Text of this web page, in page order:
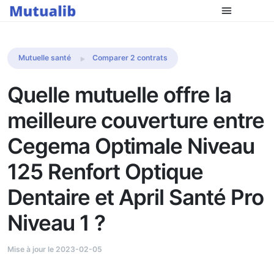
Comparer les mutuelles
Mutuelle santé Comparer 2 contrats
Quelle mutuelle offre la
meilleure couverture entre
Cegema Optimale Niveau
125 Renfort Optique
Dentaire et April Santé Pro
Niveau 1 ?
Mise à jour le 2023-02-05